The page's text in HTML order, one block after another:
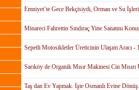
Emniyet’te Gece Bekçisiydi, Orman ve Su
Minareci Fahrettin Sındıraç Yine Sanatını
Sepetli Motosikletler Üreticinin Ulaşım Aracı -
Sarıköy de Organik Mısır Makinesi Cin
Taş dan Ev Yapmak. İşte Osmanlı Evine